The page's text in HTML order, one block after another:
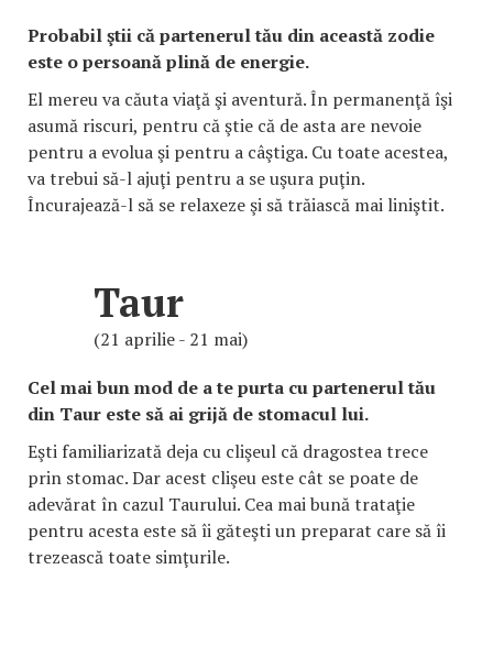
Probabil ştii că partenerul tău din această zodie
este o persoană plină de energie.
El mereu va căuta viaţă şi aventură. În permanenţă îşi
asumă riscuri, pentru că ştie că de asta are nevoie
pentru a evolua şi pentru a câştiga. Cu toate acestea,
va trebui să-l ajuţi pentru a se uşura puţin.
Încurajează-l să se relaxeze şi să trăiască mai liniştit.
Taur
(21 aprilie - 21 mai)
Cel mai bun mod de a te purta cu partenerul tău
din Taur este să ai grijă de stomacul lui.
Eşti familiarizată deja cu clişeul că dragostea trece
prin stomac. Dar acest clişeu este cât se poate de
adevărat în cazul Taurului. Cea mai bună trataţie
pentru acesta este să îi găteşti un preparat care să îi
trezească toate simţurile.